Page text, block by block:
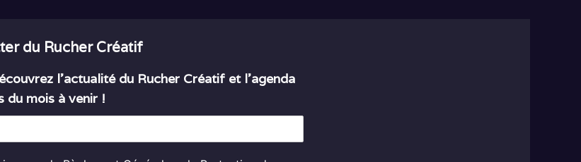
du Rucher Créatif
l’actualité du Rucher Créatif et l’agenda
du mois à venir !